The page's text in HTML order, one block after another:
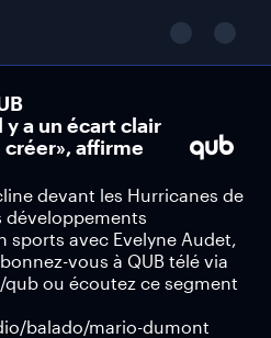
y a un écart clair
affirme
devant les Hurricanes de
développements
sports avec Evelyne Audet,
vous à QUB télé via
ou écoutez ce segment
balado/mario-dumont